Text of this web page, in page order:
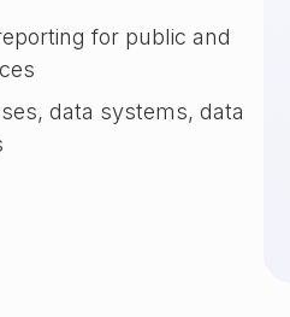
for public and
data systems, data